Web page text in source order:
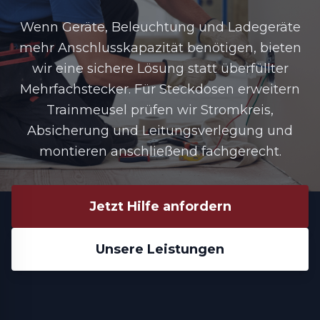
Wenn Geräte, Beleuchtung und Ladegeräte
mehr Anschlusskapazität benötigen, bieten
wir eine sichere Lösung statt überfüllter
Mehrfachstecker. Für Steckdosen erweitern
Trainmeusel prüfen wir Stromkreis,
Absicherung und Leitungsverlegung und
montieren anschließend fachgerecht.
Jetzt Hilfe anfordern
Unsere Leistungen